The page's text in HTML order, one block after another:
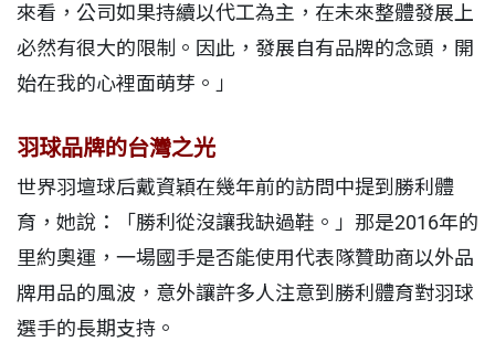
來看，公司如果持續以代工為主，在未來整體發展上
必然有很大的限制。因此，發展自有品牌的念頭，開
始在我的心裡面萌芽。」
羽球品牌的台灣之光
世界羽壇球后戴資穎在幾年前的訪問中提到勝利體
育，她說：「勝利從沒讓我缺過鞋。」那是2016年的
里約奧運，一場國手是否能使用代表隊贊助商以外品
牌用品的風波，意外讓許多人注意到勝利體育對羽球
選手的長期支持。